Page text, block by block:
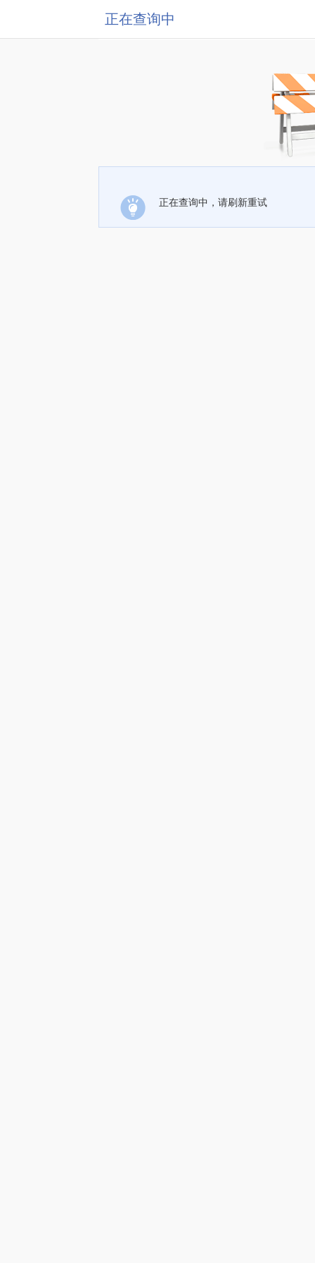
正在查询中
正在查询中，请刷新重试